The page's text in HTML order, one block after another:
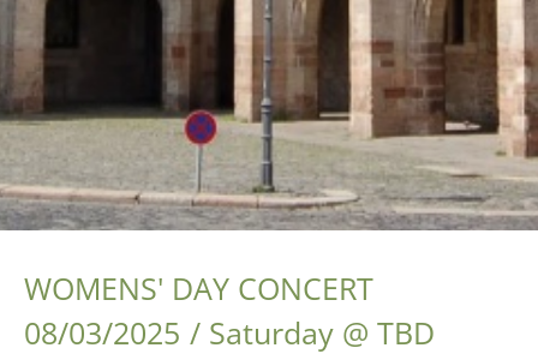
WOMENS' DAY CONCERT
08/03/2025
Saturday @ TBD